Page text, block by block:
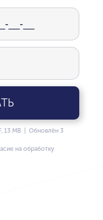
13 MB | Обновлён 3
на обработку